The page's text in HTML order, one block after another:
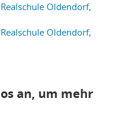
Oldendorf,
Oldendorf,
an, um mehr